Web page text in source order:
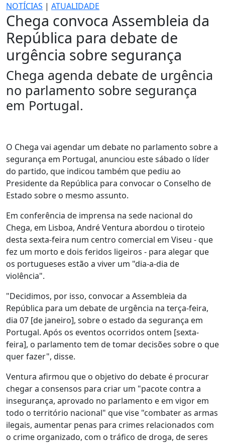
NOTÍCIAS | ATUALIDADE
Chega convoca Assembleia da
República para debate de
urgência sobre segurança
Chega agenda debate de urgência
no parlamento sobre segurança
em Portugal.
O Chega vai agendar um debate no parlamento sobre a
segurança em Portugal, anunciou este sábado o líder
do partido, que indicou também que pediu ao
Presidente da República para convocar o Conselho de
Estado sobre o mesmo assunto.
Em conferência de imprensa na sede nacional do
Chega, em Lisboa, André Ventura abordou o tiroteio
desta sexta-feira num centro comercial em Viseu - que
fez um morto e dois feridos ligeiros - para alegar que
os portugueses estão a viver um "dia-a-dia de
violência".
"Decidimos, por isso, convocar a Assembleia da
República para um debate de urgência na terça-feira,
dia 07 [de janeiro], sobre o estado da segurança em
Portugal. Após os eventos ocorridos ontem [sexta-
feira], o parlamento tem de tomar decisões sobre o que
quer fazer", disse.
Ventura afirmou que o objetivo do debate é procurar
chegar a consensos para criar um "pacote contra a
insegurança, aprovado no parlamento e em vigor em
todo o território nacional" que vise "combater as armas
ilegais, aumentar penas para crimes relacionados com
o crime organizado, com o tráfico de droga, de seres